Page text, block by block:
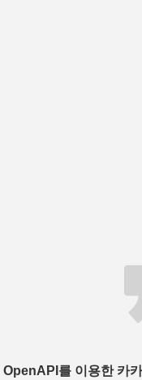
OpenAPI를 이용한 카